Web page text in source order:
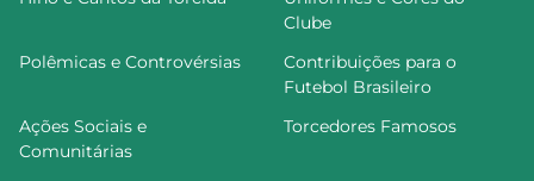
Clube
Polêmicas e Controvérsias
Contribuições para o
Futebol Brasileiro
Ações Sociais e
Comunitárias
Torcedores Famosos